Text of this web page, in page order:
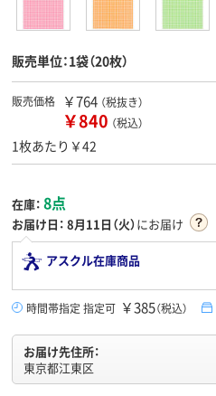
販売単位：1袋（20枚）
販売価格 ￥764 （税抜き）
￥840 （税込）
1枚あたり￥42
在庫： 8点
お届け日： 8月11日（火）にお届け
アスクル在庫商品
時間帯指定 指定可 ￥385（税込）
お届け先住所：
東京都江東区